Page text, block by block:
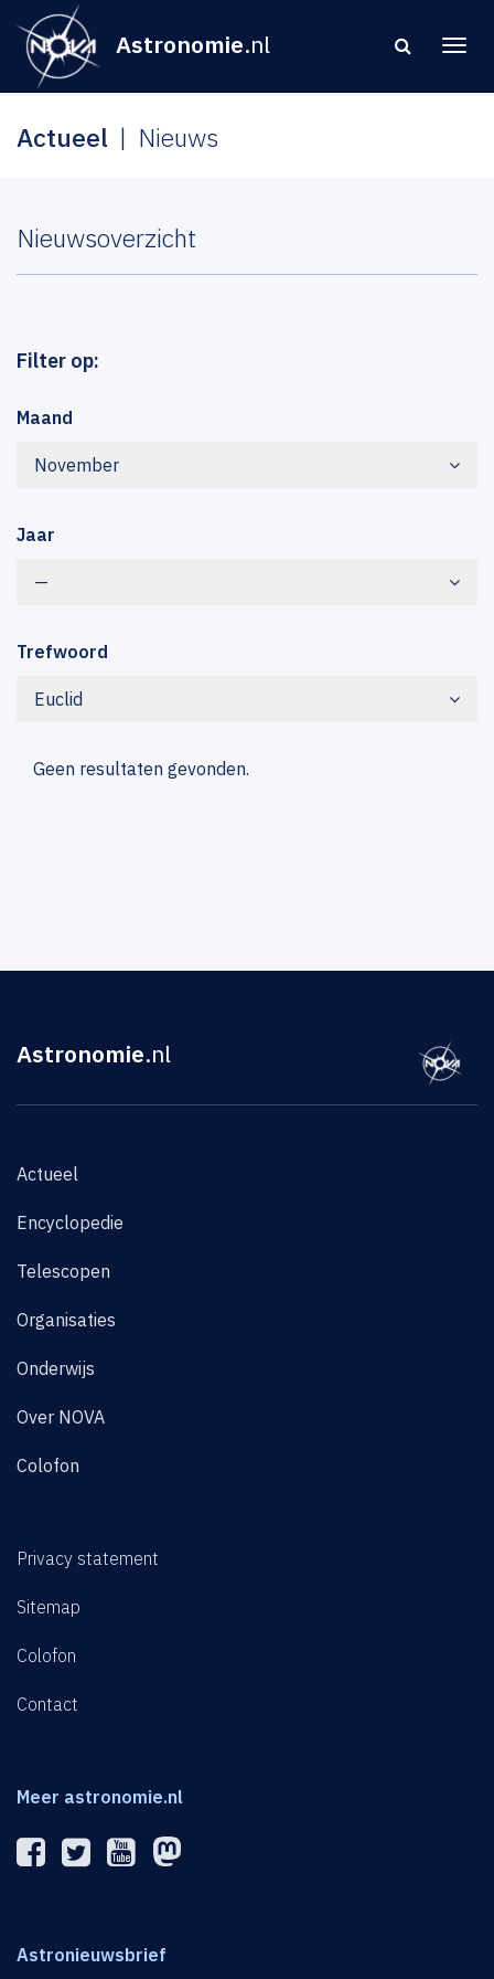
Astronomie.nl
Actueel Nieuws
Nieuwsoverzicht
Filter op:
Maand
November
Jaar
—
Trefwoord
Euclid
Geen resultaten gevonden.
Astronomie.nl
Actueel
Encyclopedie
Telescopen
Organisaties
Onderwijs
Over NOVA
Colofon
Privacy statement
Sitemap
Colofon
Contact
Meer astronomie.nl
Astronieuwsbrief